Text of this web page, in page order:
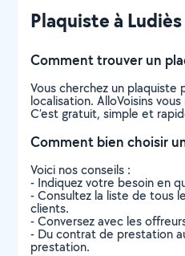
Plaquiste à
Comment trouver un
Vous cherchez un
localisation. AlloVoisins
C’est gratuit, simple et
Comment bien choisir
Voici nos conseils :
- Indiquez votre besoin en
- Consultez la liste de tous
clients.
- Conversez avec les
- Du contrat de prestation
prestation.